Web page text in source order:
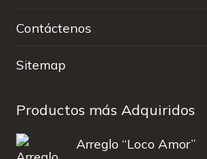
Contáctenos
Sitemap
Productos más Adquiridos
Arreglo “Loco Amor”